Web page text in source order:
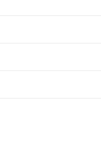
горизонты и удивит тем,
горизонты и удивит тем,
горизонты и удивит тем,